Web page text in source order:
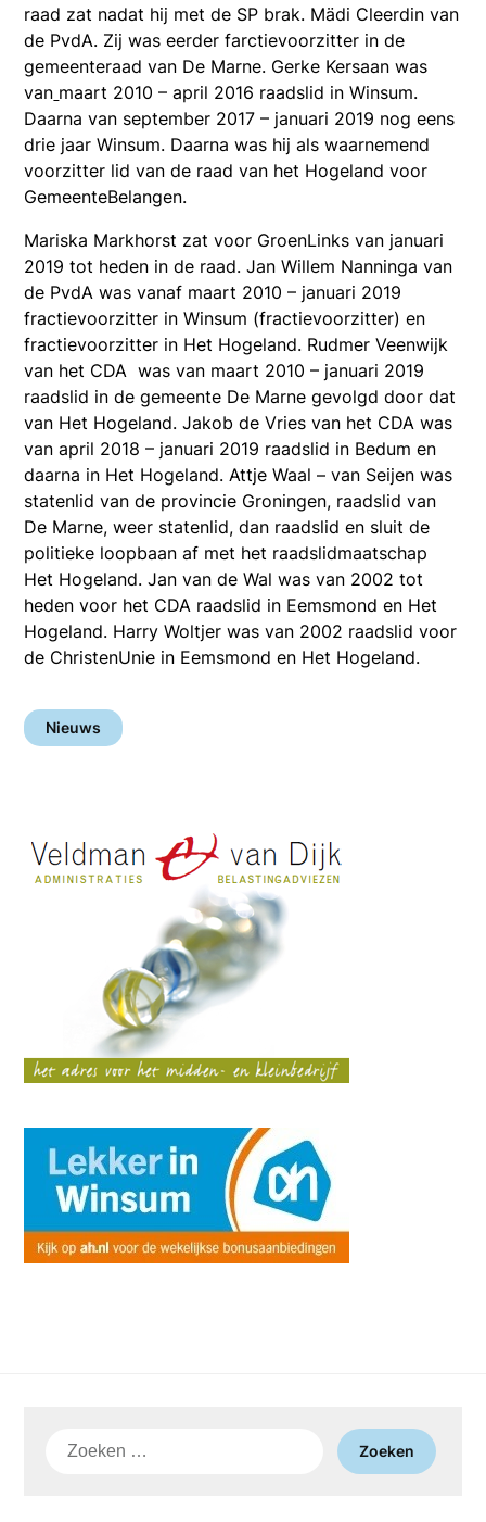
raad zat nadat hij met de SP brak. Mädi Cleerdin van
de PvdA. Zij was eerder farctievoorzitter in de
gemeenteraad van De Marne. Gerke Kersaan was
van maart 2010 – april 2016 raadslid in Winsum.
Daarna van september 2017 – januari 2019 nog eens
drie jaar Winsum. Daarna was hij als waarnemend
voorzitter lid van de raad van het Hogeland voor
GemeenteBelangen.
Mariska Markhorst zat voor GroenLinks van januari
2019 tot heden in de raad. Jan Willem Nanninga van
de PvdA was vanaf maart 2010 – januari 2019
fractievoorzitter in Winsum (fractievoorzitter) en
fractievoorzitter in Het Hogeland. Rudmer Veenwijk
van het CDA was van maart 2010 – januari 2019
raadslid in de gemeente De Marne gevolgd door dat
van Het Hogeland. Jakob de Vries van het CDA was
van april 2018 – januari 2019 raadslid in Bedum en
daarna in Het Hogeland. Attje Waal – van Seijen was
statenlid van de provincie Groningen, raadslid van
De Marne, weer statenlid, dan raadslid en sluit de
politieke loopbaan af met het raadslidmaatschap
Het Hogeland. Jan van de Wal was van 2002 tot
heden voor het CDA raadslid in Eemsmond en Het
Hogeland. Harry Woltjer was van 2002 raadslid voor
de ChristenUnie in Eemsmond en Het Hogeland.
Nieuws
Zoeken